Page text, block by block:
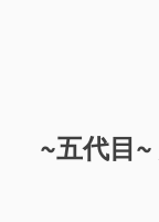
~五代目